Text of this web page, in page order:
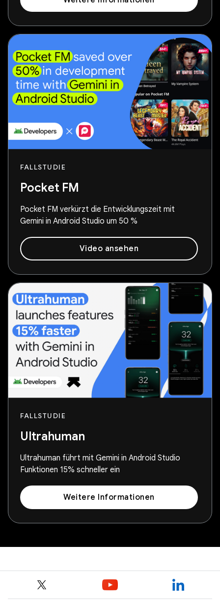
FALLSTUDIE
Pocket FM
Pocket FM verkürzt die Entwicklungszeit mit
Gemini in Android Studio um 50 %
Video ansehen
FALLSTUDIE
Ultrahuman
Ultrahuman führt mit Gemini in Android Studio
Funktionen 15% schneller ein
Weitere Informationen